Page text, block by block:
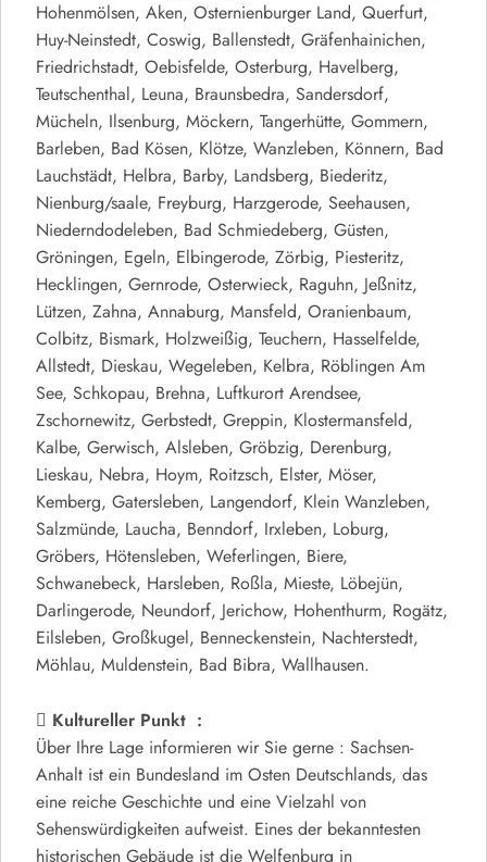
Hohenmölsen, Aken, Osternienburger Land, Querfurt,
Huy-Neinstedt, Coswig, Ballenstedt, Gräfenhainichen,
Friedrichstadt, Oebisfelde, Osterburg, Havelberg,
Teutschenthal, Leuna, Braunsbedra, Sandersdorf,
Mücheln, Ilsenburg, Möckern, Tangerhütte, Gommern,
Barleben, Bad Kösen, Klötze, Wanzleben, Könnern, Bad
Lauchstädt, Helbra, Barby, Landsberg, Biederitz,
Nienburg/saale, Freyburg, Harzgerode, Seehausen,
Niederndodeleben, Bad Schmiedeberg, Güsten,
Gröningen, Egeln, Elbingerode, Zörbig, Piesteritz,
Hecklingen, Gernrode, Osterwieck, Raguhn, Jeßnitz,
Lützen, Zahna, Annaburg, Mansfeld, Oranienbaum,
Colbitz, Bismark, Holzweißig, Teuchern, Hasselfelde,
Allstedt, Dieskau, Wegeleben, Kelbra, Röblingen Am
See, Schkopau, Brehna, Luftkurort Arendsee,
Zschornewitz, Gerbstedt, Greppin, Klostermansfeld,
Kalbe, Gerwisch, Alsleben, Gröbzig, Derenburg,
Lieskau, Nebra, Hoym, Roitzsch, Elster, Möser,
Kemberg, Gatersleben, Langendorf, Klein Wanzleben,
Salzmünde, Laucha, Benndorf, Irxleben, Loburg,
Gröbers, Hötensleben, Weferlingen, Biere,
Schwanebeck, Harsleben, Roßla, Mieste, Löbejün,
Darlingerode, Neundorf, Jerichow, Hohenthurm, Rogätz,
Eilsleben, Großkugel, Benneckenstein, Nachterstedt,
Möhlau, Muldenstein, Bad Bibra, Wallhausen.
Kultureller Punkt :
Über Ihre Lage informieren wir Sie gerne : Sachsen-
Anhalt ist ein Bundesland im Osten Deutschlands, das
eine reiche Geschichte und eine Vielzahl von
Sehenswürdigkeiten aufweist. Eines der bekanntesten
historischen Gebäude ist die Welfenburg in